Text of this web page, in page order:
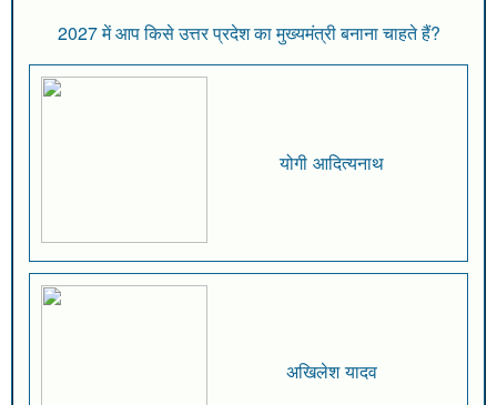
2027 में आप किसे उत्तर प्रदेश का मुख्यमंत्री बनाना चाहते हैं?
योगी आदित्यनाथ
अखिलेश यादव